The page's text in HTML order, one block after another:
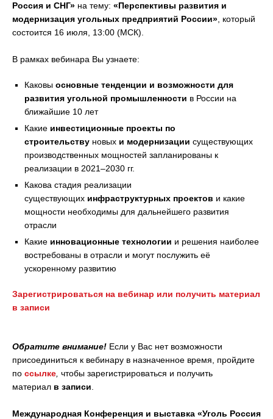
Россия и СНГ» на тему: «Перспективы развития и
модернизация угольных предприятий России» , который
состоится 16 июля, 13:00 (МСК).
В рамках вебинара Вы узнаете:
Каковы основные тенденции и возможности для
развития угольной промышленности в России на
ближайшие 10 лет
Какие инвестиционные проекты по
строительству новых и модернизации существующих
производственных мощностей запланированы к
реализации в 2021–2030 гг.
Какова стадия реализации
существующих инфраструктурных проектов и какие
мощности необходимы для дальнейшего развития
отрасли
Какие инновационные технологии и решения наиболее
востребованы в отрасли и могут послужить её
ускоренному развитию
Зарегистрироваться на вебинар или получить материал
в записи
Обратите внимание! Если у Вас нет возможности
присоединиться к вебинару в назначенное время, пройдите
по ссылке чтобы зарегистрироваться и получить
материал в записи
Международная Конференция и выставка «Уголь Россия